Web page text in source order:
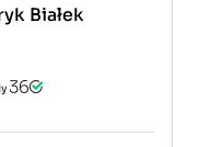
Białek